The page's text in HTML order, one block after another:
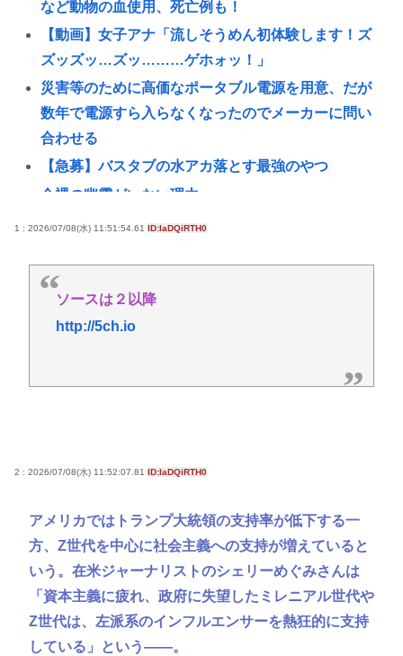
など動物の血使用、死亡例も！
【動画】女子アナ「流しそうめん初体験します！ズ
ズッズッ…ズッ………ゲホォッ！」
災害等のために高価なポータブル電源を用意、だが
数年で電源すら入らなくなったのでメーカーに問い
合わせる
【急募】バスタブの水アカ落とす最強のやつ
全裸の幽霊がいない理由
1日5杯以上のコーヒーで肝がんリスク47％低下！35
キオクシア、自社株買い終了
お前らの「AI」の活用法を教えてくれ【ChatGPT、
Claude】
すぐ病院にいけ。腕一本切断になってもしらんぞ
う…www
【陽キャ？】ヤリラ系（やりらふぃー）がモテる理
由🔥www
【なぞなぞ】義母、義妹、エ口いのどっち！
Powered by livedoor 相互RSS
1 : 2026/07/08(水) 11:51:54.61 ID:IaDQiRTH0
ソースは２以降
http://5ch.io
2 : 2026/07/08(水) 11:52:07.81 ID:IaDQiRTH0
アメリカではトランプ大統領の支持率が低下する一
方、Z世代を中心に社会主義への支持が増えていると
いう。在米ジャーナリストのシェリーめぐみさんは
「資本主義に疲れ、政府に失望したミレニアル世代や
Z世代は、左派系のインフルエンサーを熱狂的に支持
している」という――。